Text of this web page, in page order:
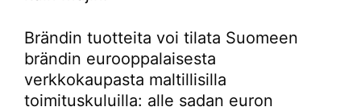
Brändin tuotteita voi tilata Suomeen
brändin eurooppalaisesta
verkkokaupasta maltillisilla
toimituskuluilla: alle sadan euron